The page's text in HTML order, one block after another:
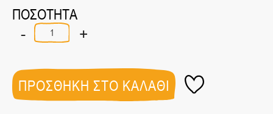
ΠΟΣΟΤΗΤΑ
-
ΡΥΖΙ
ΚΟΚΚΙΝΟ
500gr
ποσότητα
+
ΠΡΟΣΘΗΚΗ ΣΤΟ ΚΑΛΑΘΙ